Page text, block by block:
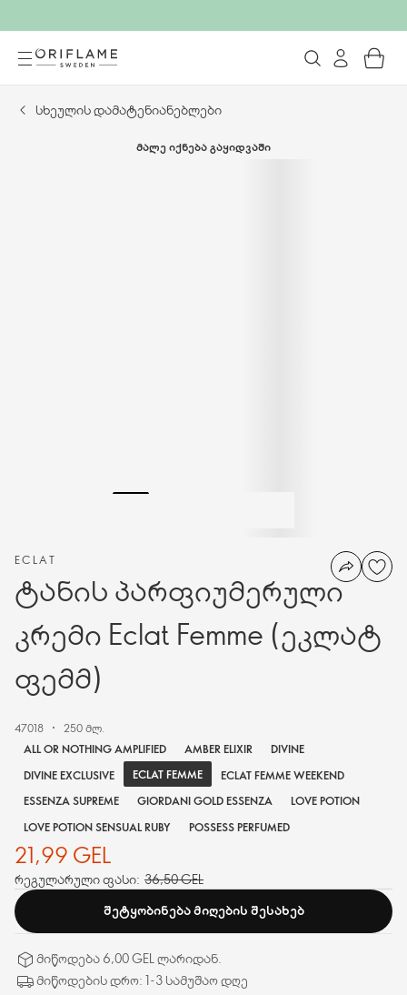
სხეულის დამატენიანებლები
ᲛᲐᲚᲔ ᲘᲥᲜᲔᲑᲐ ᲒᲐᲧᲘᲓᲕᲐᲨᲘ
ECLAT
ტანის პარფიუმერული
კრემი Eclat Femme (ეკლატ
ფემმ)
47018
250 მლ.
ALL OR NOTHING AMPLIFIED
AMBER ELIXIR
DIVINE
DIVINE EXCLUSIVE
ECLAT FEMME
ECLAT FEMME WEEKEND
ESSENZA SUPREME
GIORDANI GOLD ESSENZA
LOVE POTION
LOVE POTION SENSUAL RUBY
POSSESS PERFUMED
21,99 GEL
რეგულარული ფასი: 36,50 GEL
ᲨᲔᲢᲧᲝᲑᲘᲜᲔᲑᲐ ᲛᲘᲦᲔᲑᲘᲡ ᲨᲔᲡᲐᲮᲔᲑ
მიწოდება 6,00 GEL ლარიდან.
მიწოდების დრო: 1-3 სამუშაო დღე